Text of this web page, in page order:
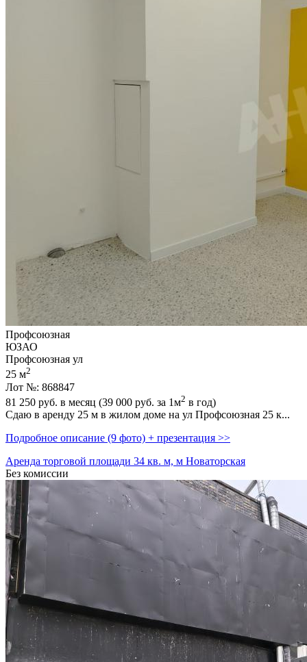
Профсоюзная
ЮЗАО
Профсоюзная ул
25 м2
Лот №: 868847
81 250 руб. в месяц (39 000 руб. за 1м2 в год)
Сдаю в аренду 25 м в жилом доме на ул Профсоюзная 25 к...
Подробное описание (9 фото) + презентация >>
Аренда торговой площади 34 кв. м, м Новаторская
Без комиссии